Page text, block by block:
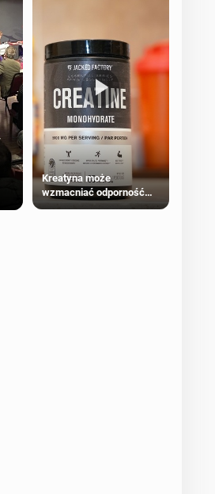
Kreatyna może
wzmacniać odporność
przeciw nowotworom